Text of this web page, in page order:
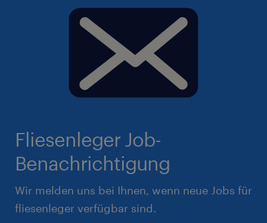
Fliesenleger Job-
Benachrichtigung
Wir melden uns bei Ihnen, wenn neue Jobs für
fliesenleger verfügbar sind.